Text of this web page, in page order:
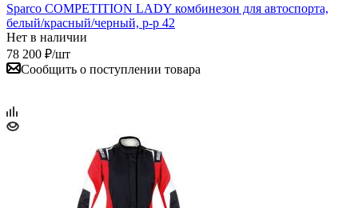
Sparco COMPETITION LADY комбинезон для автоспорта,
белый/красный/черный, р-р 42
Нет в наличии
78 200 ₽/шт
Сообщить о поступлении товара